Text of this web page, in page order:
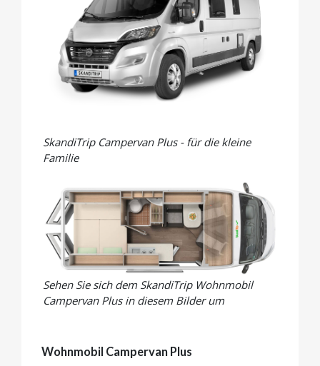
SkandiTrip Campervan Plus - für die kleine
Familie
Sehen Sie sich dem SkandiTrip Wohnmobil
Campervan Plus in diesem Bilder um
Wohnmobil Campervan Plus